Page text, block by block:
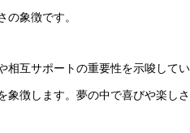
象徴です。
互サポートの重要性を示唆して
徴します。夢の中で喜びや楽し